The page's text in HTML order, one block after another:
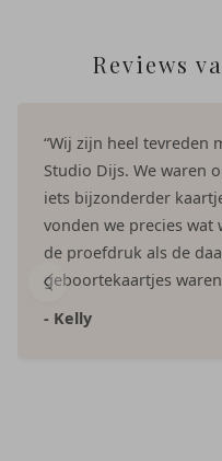
Reviews
“Wij zijn heel tevreden
Studio Dijs. We waren
iets bijzonderder
vonden we precies wat
de proefdruk als de
geboortekaartjes
- Kelly